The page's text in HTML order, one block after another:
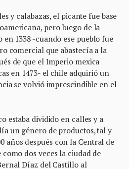
y calabazas, el picante fue base
pero luego de la
1338 -cuando ese pueblo fue
comercial que abastecía a la
de que el Imperio mexica
en 1473- el chile adquirió un
se volvió imprescindible en el
estaba dividido en calles y a
un género de productos, tal y
años después con la Central de
dos veces la ciudad de
Díaz del Castillo al